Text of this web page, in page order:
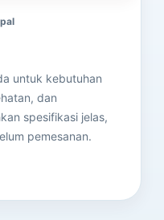
untuk kebutuhan
dan
spesifikasi jelas,
pemesanan.